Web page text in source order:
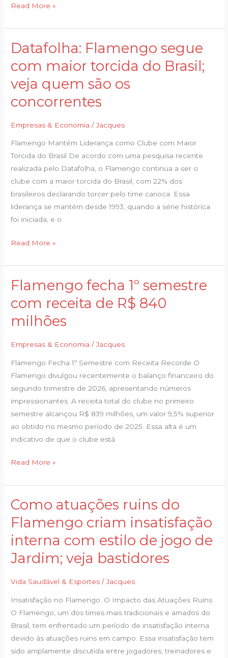
Read More »
Datafolha: Flamengo segue
com maior torcida do Brasil;
veja quem são os
concorrentes
Empresas & Economia /Jacques
Flamengo Mantém Liderança como Clube com Maior
Torcida do Brasil De acordo com uma pesquisa recente
realizada pelo Datafolha, o Flamengo continua a ser o
clube com a maior torcida do Brasil, com 22% dos
brasileiros declarando torcer pelo time carioca. Essa
liderança se mantém desde 1993, quando a série histórica
foi iniciada, e o
Datafolha:
segue
com
torcida
do
veja
quem
são
os
concorrentes
Read More »
Flamengo fecha 1º semestre
com receita de R$ 840
milhões
Empresas & Economia /Jacques
Flamengo Fecha 1º Semestre com Receita Recorde O
Flamengo divulgou recentemente o balanço financeiro do
segundo trimestre de 2026, apresentando números
impressionantes. A receita total do clube no primeiro
semestre alcançou R$ 839 milhões, um valor 9,5% superior
ao obtido no mesmo período de 2025. Essa alta é um
indicativo de que o clube está
Flamengo
1º
semestre
receita
de
R$
milhões
Read More »
Como atuações ruins do
Flamengo criam insatisfação
interna com estilo de jogo de
Jardim; veja bastidores
Vida Saudável & Esportes /Jacques
Insatisfação no Flamengo: O Impacto das Atuações Ruins
O Flamengo, um dos times mais tradicionais e amados do
Brasil, tem enfrentado um período de insatisfação interna
devido às atuações ruins em campo. Essa insatisfação tem
sido amplamente discutida entre jogadores, treinadores e
Como
ruins
do
Flamengo
criam
insatisfação
com
estilo
de
jogo
de